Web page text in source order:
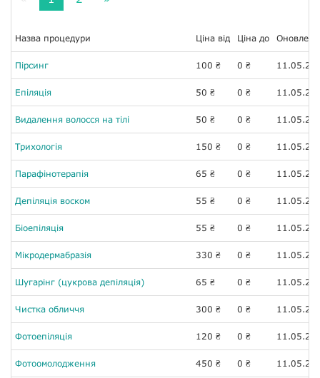
Назва процедури Ціна від Ціна до
Пірсинг 100 ₴ 0 ₴
Епіляція 50 ₴ 0 ₴
Видалення волосся на тілі 50 ₴ 0 ₴
Трихологія 150 ₴ 0 ₴
Парафінотерапія 65 ₴ 0 ₴
Депіляція воском 55 ₴ 0 ₴
Біоепіляція 55 ₴ 0 ₴
Мікродермабразія 330 ₴ 0 ₴
Шугарінг (цукрова депіляція) 65 ₴ 0 ₴
Чистка обличчя 300 ₴ 0 ₴
Фотоепіляція 120 ₴ 0 ₴
Фотоомолодження 450 ₴ 0 ₴